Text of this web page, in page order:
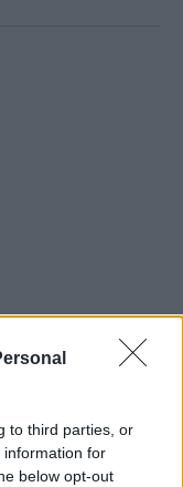
to third parties, or
information for
below opt-out